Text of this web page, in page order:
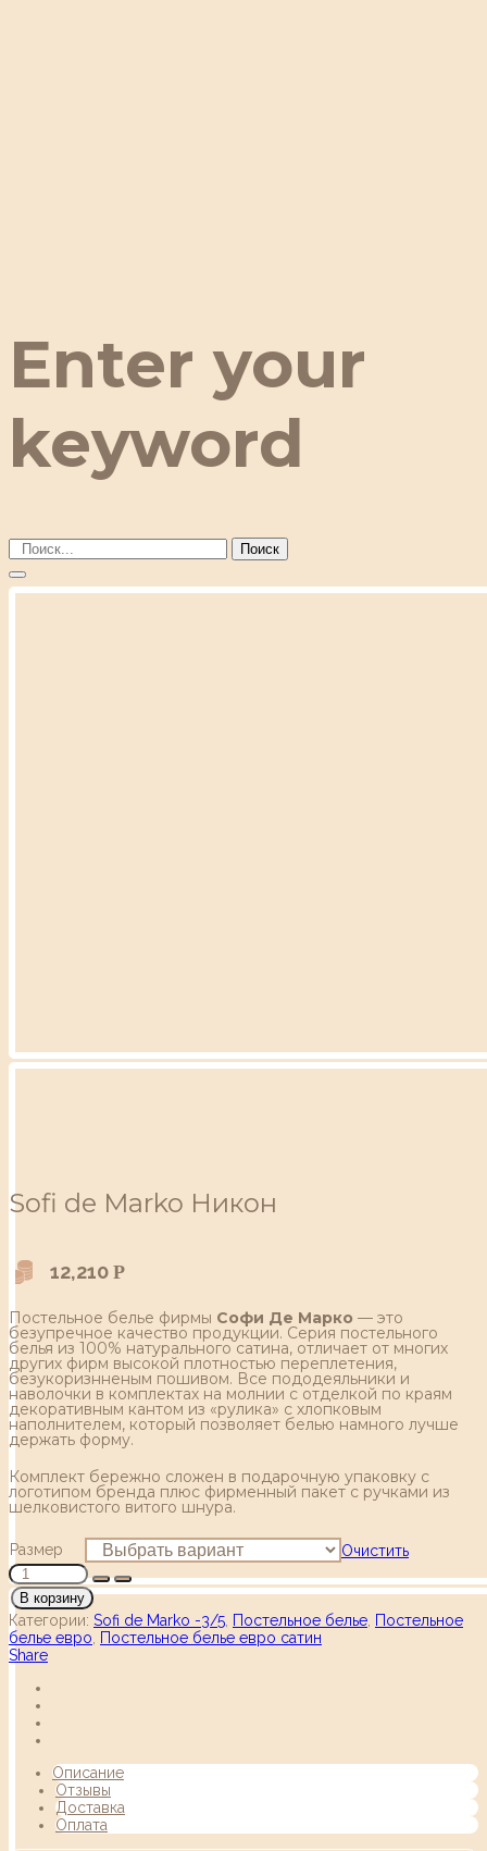
Enter your
keyword
Поиск
Sofi de Marko Никон
12,210 Р
Постельное белье фирмы Софи Де Марко — это
безупречное качество продукции. Серия постельного
белья из 100% натурального сатина, отличает от многих
других фирм высокой плотностью переплетения,
безукоризнненым пошивом. Все пододеяльники и
наволочки в комплектах на молнии с отделкой по краям
декоративным кантом из «рулика» с хлопковым
наполнителем, который позволяет белью намного лучше
держать форму.
Комплект бережно сложен в подарочную упаковку с
логотипом бренда плюс фирменный пакет с ручками из
шелковистого витого шнура.
Размер Очистить
В корзину
Категории: Sofi de Marko -3/5 Постельное белье Постельное
белье евро
Постельное белье евро сатин
Share
Описание
Отзывы
Доставка
Оплата